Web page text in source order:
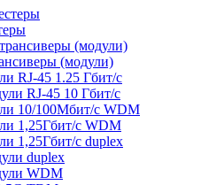
(модули)
RJ-45 1.25 Гбит/c
RJ-45 10 Гбит/c
10/100Мбит/с WDM
1,25Гбит/с WDM
1,25Гбит/с duplex
duplex
WDM